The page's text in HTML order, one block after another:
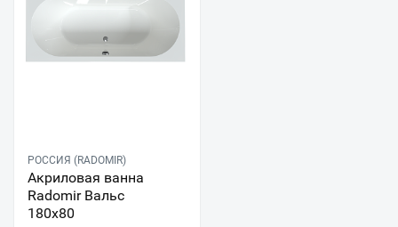
РОССИЯ (RADOMIR)
Акриловая ванна
Radomir Вальс
180х80